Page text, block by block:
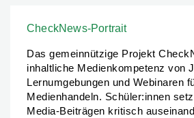
CheckNews-Portrait
Das gemeinnützige Projekt
inhaltliche Medienkompetenz von
Lernumgebungen und Webinaren
Medienhandeln. Schüler:innen
Media-Beiträgen kritisch